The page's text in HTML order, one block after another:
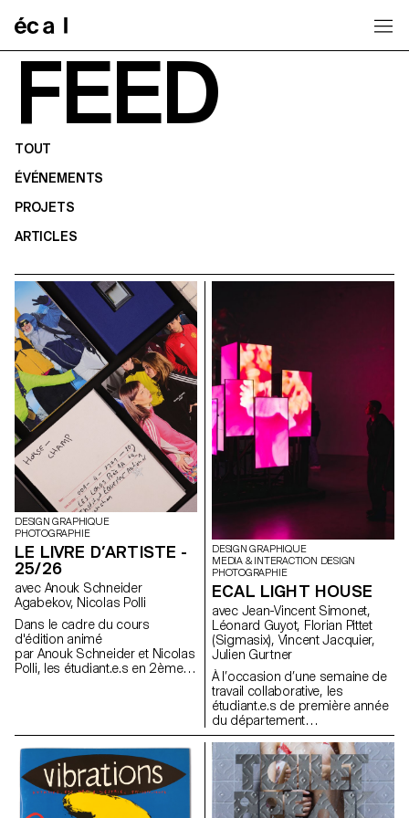
FEED
TOUT
ÉVÉNEMENTS
PROJETS
ARTICLES
DESIGN GRAPHIQUE
PHOTOGRAPHIE
LE LIVRE D’ARTISTE -
25/26
avec Anouk Schneider
Agabekov, Nicolas Polli
Dans le cadre du cours
d'édition animé
par Anouk Schneider et Nicolas
Polli, les étudiant.e.s en 2ème
son approche contemporaine
visant à créer un objet éditorial
qui intègre harmonieusement
forme et contenu dans le
contexte actuel du paysage
DESIGN GRAPHIQUE
MEDIA & INTERACTION DESIGN
PHOTOGRAPHIE
ECAL LIGHT HOUSE
avec Jean-Vincent Simonet,
Léonard Guyot, Florian Pittet
(Sigmasix), Vincent Jacquier,
Julien Gurtner
À l’occasion d’une semaine de
travail collaborative, les
étudiant.e.s de première année
du département
Communication Visuelle de
l’ECAL se sont vu confiés la
tâche ambitieuse de créer une
expérience audiovisuelle
complète, en dessinant une
architecture de lumière et de